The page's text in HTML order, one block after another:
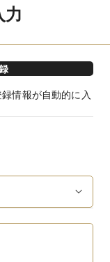
力
情報が自動的に入